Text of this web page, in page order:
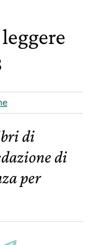
di
di
per